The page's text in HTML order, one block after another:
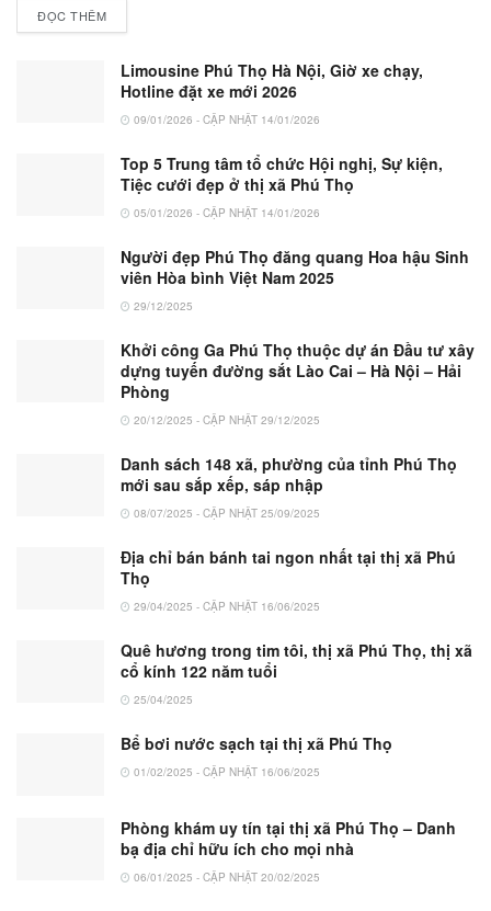
ĐỌC THÊM
Limousine Phú Thọ Hà Nội, Giờ xe chạy,
Hotline đặt xe mới 2026
09/01/2026 - CẬP NHẬT 14/01/2026
Top 5 Trung tâm tổ chức Hội nghị, Sự kiện,
Tiệc cưới đẹp ở thị xã Phú Thọ
05/01/2026 - CẬP NHẬT 14/01/2026
Người đẹp Phú Thọ đăng quang Hoa hậu Sinh
viên Hòa bình Việt Nam 2025
29/12/2025
Khởi công Ga Phú Thọ thuộc dự án Đầu tư xây
dựng tuyến đường sắt Lào Cai – Hà Nội – Hải
Phòng
20/12/2025 - CẬP NHẬT 29/12/2025
Danh sách 148 xã, phường của tỉnh Phú Thọ
mới sau sắp xếp, sáp nhập
08/07/2025 - CẬP NHẬT 25/09/2025
Địa chỉ bán bánh tai ngon nhất tại thị xã Phú
Thọ
29/04/2025 - CẬP NHẬT 16/06/2025
Quê hương trong tim tôi, thị xã Phú Thọ, thị xã
cổ kính 122 năm tuổi
25/04/2025
Bể bơi nước sạch tại thị xã Phú Thọ
01/02/2025 - CẬP NHẬT 16/06/2025
Phòng khám uy tín tại thị xã Phú Thọ – Danh
bạ địa chỉ hữu ích cho mọi nhà
06/01/2025 - CẬP NHẬT 20/02/2025